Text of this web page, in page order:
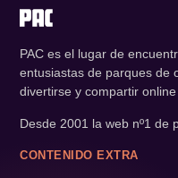
PAC es el lugar de
entusiastas de parques de
divertirse y compartir online
Desde 2001 la web nº1 de
CONTENIDO EXTRA